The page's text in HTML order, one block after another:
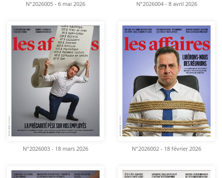
N°2026005 - 6 mai 2026 N°2026004 - 8 avril 2026
N°2026003 - 18 mars 2026 N°2026002 - 18 février 2026